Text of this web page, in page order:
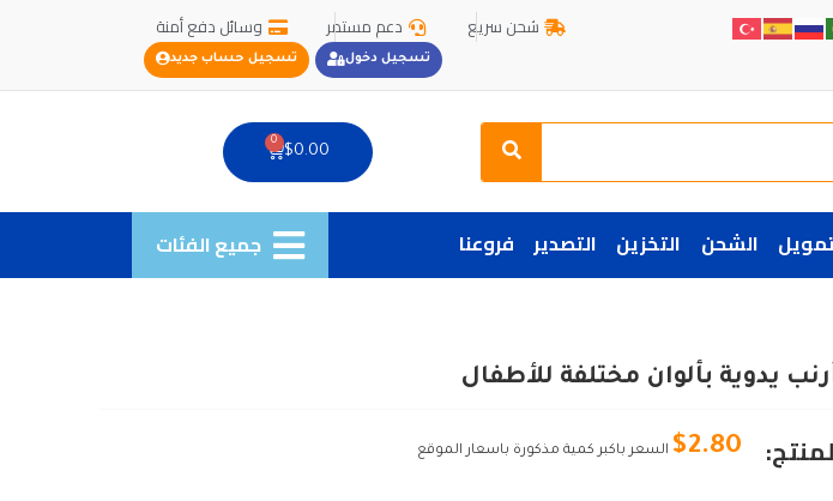
شحن سريع دعم مستمر وسائل دفع أمنة
تسجيل دخول تسجيل حساب جديد
Search
$0.00
0
Cart
الشحن التخزين التصدير فروعنا جميع الفئات
يدوية بألوان مختلفة للأطفال
$2.80 السعر باكبر كمية مذكورة باسعار الموقع